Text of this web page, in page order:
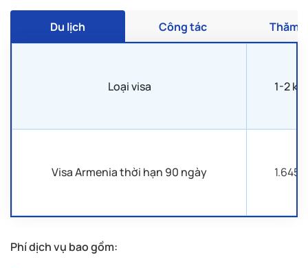
Du lịch Công tác Thăm
Loại visa 1-2
Visa Armenia thời hạn 90 ngày
Phí dịch vụ bao gồm: